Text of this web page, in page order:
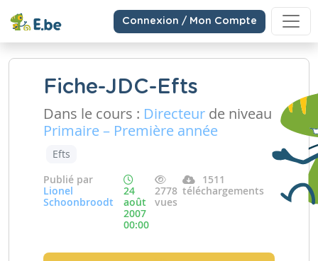
Connexion / Mon Compte
Fiche-JDC-Efts
Dans le cours : Directeur de niveau
Primaire – Première année
Efts
Publié par
Lionel
Schoonbroodt
24
août
2007
00:00
2778
vues
1511
téléchargements